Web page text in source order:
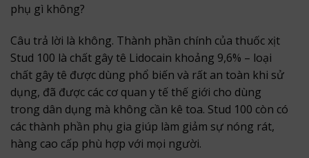
phụ gì không?
Câu trả lời là không. Thành phần chính của thuốc xịt
Stud 100 là chất gây tê Lidocain khoảng 9,6% – loại
chất gây tê được dùng phổ biến và rất an toàn khi sử
dụng, đã được các cơ quan y tế thế giới cho dùng
trong dân dụng mà không cần kê toa. Stud 100 còn có
các thành phần phụ gia giúp làm giảm sự nóng rát,
hàng cao cấp phù hợp với mọi người.